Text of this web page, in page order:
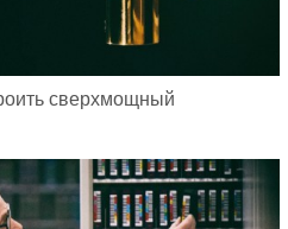
сверхмощный